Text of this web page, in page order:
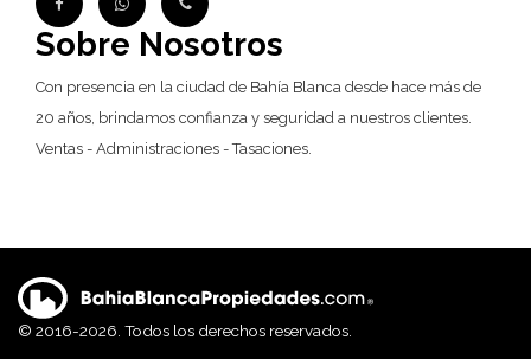
Sobre Nosotros
Con presencia en la ciudad de Bahía Blanca desde hace más de
20 años, brindamos confianza y seguridad a nuestros clientes.
Ventas - Administraciones - Tasaciones.
© 2016-2026. Todos los derechos reservados.